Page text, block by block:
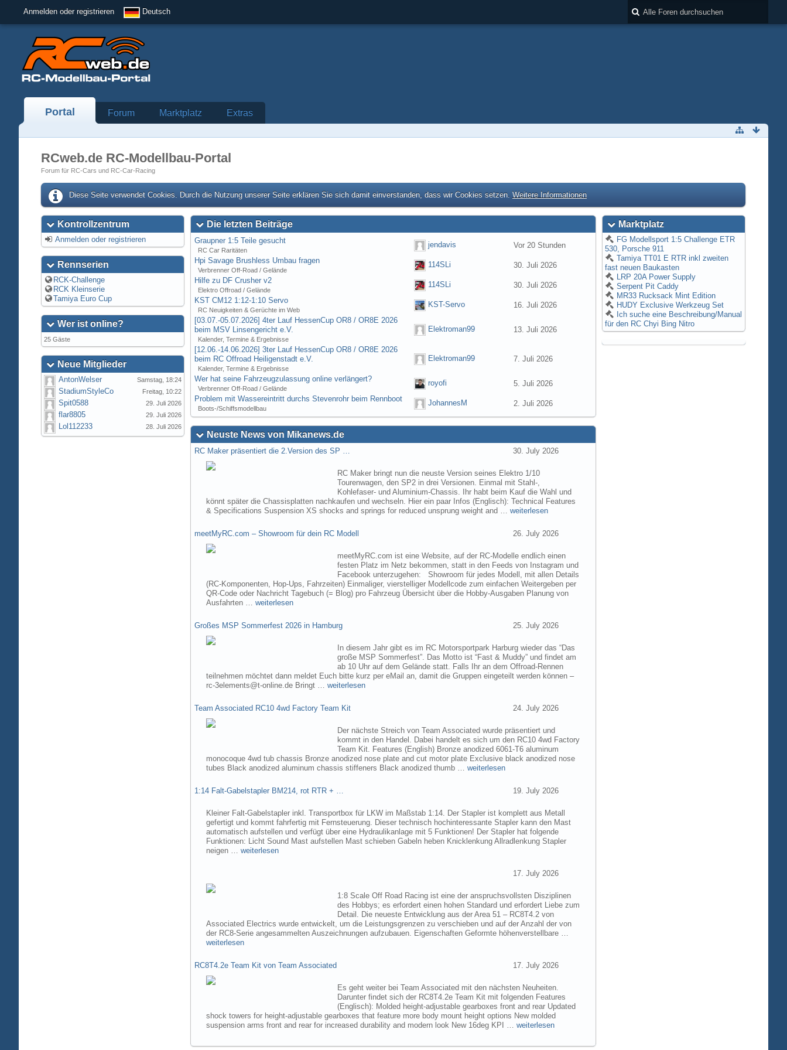
Anmelden oder registrieren Deutsch
Portal Forum Marktplatz Extras
RCweb.de RC-Modellbau-Portal
Forum für RC-Cars und RC-Car-Racing
Diese Seite verwendet Cookies. Durch die Nutzung unserer Seite erklären Sie sich damit einverstanden, dass wir Cookies setzen. Weitere Informationen
Kontrollzentrum
Anmelden oder registrieren
Rennserien
RCK-Challenge
RCK Kleinserie
Tamiya Euro Cup
Wer ist online?
25 Gäste
Neue Mitglieder
AntonWelser Samstag, 18:24
StadiumStyleCo Freitag, 10:22
Spit0588 29. Juli 2026
flar8805 29. Juli 2026
Lol112233 28. Juli 2026
Die letzten Beiträge
Graupner 1:5 Teile gesucht
RC Car Raritäten
jendavis
Vor 20 Stunden
Hpi Savage Brushless Umbau fragen
Verbrenner Off-Road / Gelände
114SLi
30. Juli 2026
Hilfe zu DF Crusher v2
Elektro Offroad / Gelände
114SLi
30. Juli 2026
KST CM12 1:12-1:10 Servo
RC Neuigkeiten & Gerüchte im Web
KST-Servo
16. Juli 2026
[03.07.-05.07.2026] 4ter Lauf HessenCup OR8 / OR8E 2026
beim MSV Linsengericht e.V.
Kalender, Termine & Ergebnisse
Elektroman99 13. Juli 2026
[12.06.-14.06.2026] 3ter Lauf HessenCup OR8 / OR8E 2026
beim RC Offroad Heiligenstadt e.V.
Kalender, Termine & Ergebnisse
Elektroman99 7. Juli 2026
Wer hat seine Fahrzeugzulassung online verlängert?
Verbrenner Off-Road / Gelände
royofi
5. Juli 2026
Problem mit Wassereintritt durchs Stevenrohr beim Rennboot
Boots-/Schiffsmodellbau
JohannesM 2. Juli 2026
Neuste News von Mikanews.de
RC Maker präsentiert die 2.Version des SP … 30. July 2026
RC Maker bringt nun die neuste Version seines Elektro 1/10
Tourenwagen, den SP2 in drei Versionen. Einmal mit Stahl-,
Kohlefaser- und Aluminium-Chassis. Ihr habt beim Kauf die Wahl und
könnt später die Chassisplatten nachkaufen und wechseln. Hier ein paar Infos (Englisch): Technical Features
& Specifications Suspension XS shocks and springs for reduced unsprung weight and …weiterlesen
meetMyRC.com – Showroom für dein RC Modell 26. July 2026
meetMyRC.com ist eine Website, auf der RC-Modelle endlich einen
festen Platz im Netz bekommen, statt in den Feeds von Instagram und
Facebook unterzugehen: Showroom für jedes Modell, mit allen Details
(RC-Komponenten, Hop-Ups, Fahrzeiten) Einmaliger, vierstelliger Modellcode zum einfachen Weitergeben per
QR-Code oder Nachricht Tagebuch (= Blog) pro Fahrzeug Übersicht über die Hobby-Ausgaben Planung von
Ausfahrten …weiterlesen
Großes MSP Sommerfest 2026 in Hamburg 25. July 2026
In diesem Jahr gibt es im RC Motorsportpark Harburg wieder das “Das
große MSP Sommerfest”. Das Motto ist “Fast & Muddy” und findet am
ab 10 Uhr auf dem Gelände statt. Falls Ihr an dem Offroad-Rennen
teilnehmen möchtet dann meldet Euch bitte kurz per eMail an, damit die Gruppen eingeteilt werden können –
rc-3elements@t-online.de Bringt …weiterlesen
Team Associated RC10 4wd Factory Team Kit 24. July 2026
Der nächste Streich von Team Associated wurde präsentiert und
kommt in den Handel. Dabei handelt es sich um den RC10 4wd Factory
Team Kit. Features (English) Bronze anodized 6061-T6 aluminum
monocoque 4wd tub chassis Bronze anodized nose plate and cut motor plate Exclusive black anodized nose
tubes Black anodized aluminum chassis stiffeners Black anodized thumb …weiterlesen
1:14 Falt-Gabelstapler BM214, rot RTR + … 19. July 2026
Kleiner Falt-Gabelstapler inkl. Transportbox für LKW im Maßstab 1:14. Der Stapler ist komplett aus Metall
gefertigt und kommt fahrfertig mit Fernsteuerung. Dieser technisch hochinteressante Stapler kann den Mast
automatisch aufstellen und verfügt über eine Hydraulikanlage mit 5 Funktionen! Der Stapler hat folgende
Funktionen: Licht Sound Mast aufstellen Mast schieben Gabeln heben Knicklenkung Allradlenkung Stapler
neigen …weiterlesen
17. July 2026
1:8 Scale Off Road Racing ist eine der anspruchsvollsten Disziplinen
des Hobbys; es erfordert einen hohen Standard und erfordert Liebe zum
Detail. Die neueste Entwicklung aus der Area 51 – RC8T4.2 von
Associated Electrics wurde entwickelt, um die Leistungsgrenzen zu verschieben und auf der Anzahl der von
der RC8-Serie angesammelten Auszeichnungen aufzubauen. Eigenschaften Geformte höhenverstellbare …
weiterlesen
RC8T4.2e Team Kit von Team Associated 17. July 2026
Es geht weiter bei Team Associated mit den nächsten Neuheiten.
Darunter findet sich der RC8T4.2e Team Kit mit folgenden Features
(Englisch): Molded height-adjustable gearboxes front and rear Updated
shock towers for height-adjustable gearboxes that feature more body mount height options New molded
suspension arms front and rear for increased durability and modern look New 16deg KPI …weiterlesen
Marktplatz
FG Modellsport 1:5 Challenge ETR
530, Porsche 911
Tamiya TT01 E RTR inkl zweiten
fast neuen Baukasten
LRP 20A Power Supply
Serpent Pit Caddy
MR33 Rucksack Mint Edition
HUDY Exclusive Werkzeug Set
Ich suche eine Beschreibung/Manual
für den RC Chyi Bing Nitro